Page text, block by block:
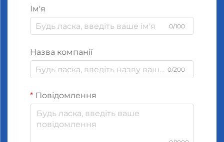
Ім'я
0/100
Назва компанії
0/200
Повідомлення